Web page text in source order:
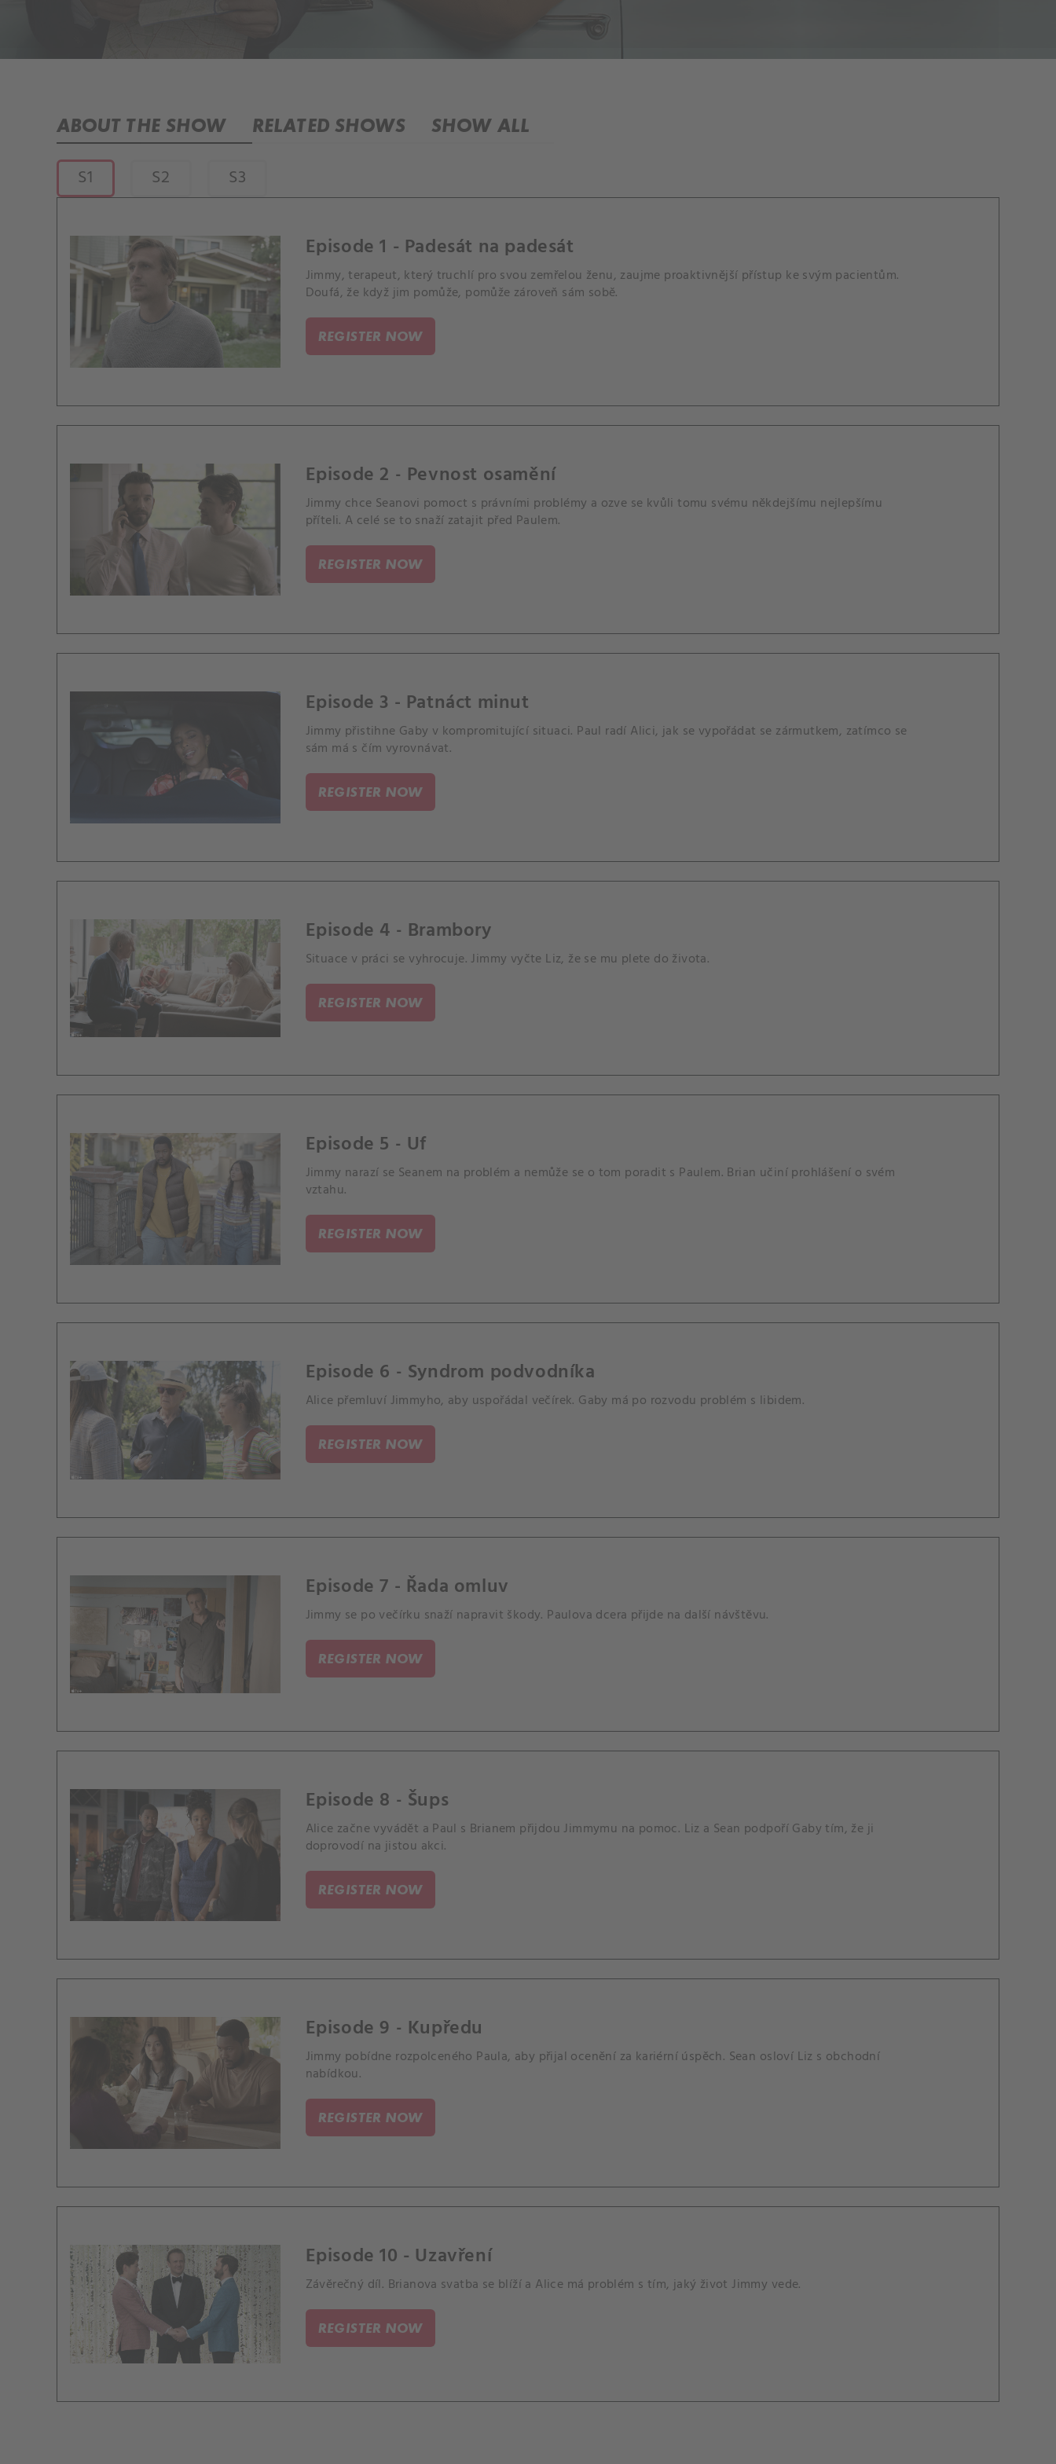
ABOUT THE SHOW RELATED SHOWS SHOW ALL
S1 S2 S3
Episode 1 - Padesát na padesát
Jimmy, terapeut, který truchlí pro svou zemřelou ženu, zaujme proaktivnější přístup ke svým pacientům.
Doufá, že když jim pomůže, pomůže zároveň sám sobě.
REGISTER NOW
Episode 2 - Pevnost osamění
Jimmy chce Seanovi pomoct s právními problémy a ozve se kvůli tomu svému někdejšímu nejlepšímu
příteli. A celé se to snaží zatajit před Paulem.
REGISTER NOW
Episode 3 - Patnáct minut
Jimmy přistihne Gaby v kompromitující situaci. Paul radí Alici, jak se vypořádat se zármutkem, zatímco se
sám má s čím vyrovnávat.
REGISTER NOW
Episode 4 - Brambory
Situace v práci se vyhrocuje. Jimmy vyčte Liz, že se mu plete do života.
REGISTER NOW
Episode 5 - Uf
Jimmy narazí se Seanem na problém a nemůže se o tom poradit s Paulem. Brian učiní prohlášení o svém
vztahu.
REGISTER NOW
Episode 6 - Syndrom podvodníka
Alice přemluví Jimmyho, aby uspořádal večírek. Gaby má po rozvodu problém s libidem.
REGISTER NOW
Episode 7 - Řada omluv
Jimmy se po večírku snaží napravit škody. Paulova dcera přijde na další návštěvu.
REGISTER NOW
Episode 8 - Šups
Alice začne vyvádět a Paul s Brianem přijdou Jimmymu na pomoc. Liz a Sean podpoří Gaby tím, že ji
doprovodí na jistou akci.
REGISTER NOW
Episode 9 - Kupředu
Jimmy pobídne rozpolceného Paula, aby přijal ocenění za kariérní úspěch. Sean osloví Liz s obchodní
nabídkou.
REGISTER NOW
Episode 10 - Uzavření
Závěrečný díl. Brianova svatba se blíží a Alice má problém s tím, jaký život Jimmy vede.
REGISTER NOW